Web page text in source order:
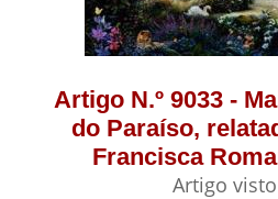
Artigo N.º 9033 -
do Paraíso,
Francisca
Artigo visto